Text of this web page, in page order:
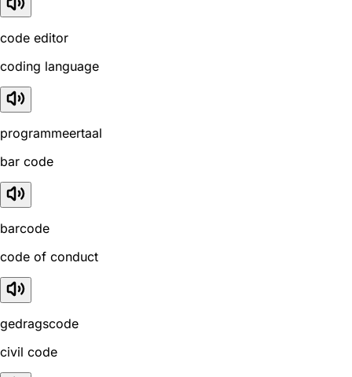
code editor
coding language
programmeertaal
bar code
barcode
code of conduct
gedragscode
civil code